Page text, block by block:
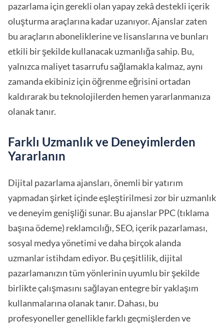
pazarlama için gerekli olan yapay zekâ destekli içerik
oluşturma araçlarına kadar uzanıyor. Ajanslar zaten
bu araçların aboneliklerine ve lisanslarına ve bunları
etkili bir şekilde kullanacak uzmanlığa sahip. Bu,
yalnızca maliyet tasarrufu sağlamakla kalmaz, aynı
zamanda ekibiniz için öğrenme eğrisini ortadan
kaldırarak bu teknolojilerden hemen yararlanmanıza
olanak tanır.
Farklı Uzmanlık ve Deneyimlerden
Yararlanın
Dijital pazarlama ajansları, önemli bir yatırım
yapmadan şirket içinde eşleştirilmesi zor bir uzmanlık
ve deneyim genişliği sunar. Bu ajanslar PPC (tıklama
başına ödeme) reklamcılığı, SEO, içerik pazarlaması,
sosyal medya yönetimi ve daha birçok alanda
uzmanlar istihdam ediyor. Bu çeşitlilik, dijital
pazarlamanızın tüm yönlerinin uyumlu bir şekilde
birlikte çalışmasını sağlayan entegre bir yaklaşım
kullanmalarına olanak tanır. Dahası, bu
profesyoneller genellikle farklı geçmişlerden ve